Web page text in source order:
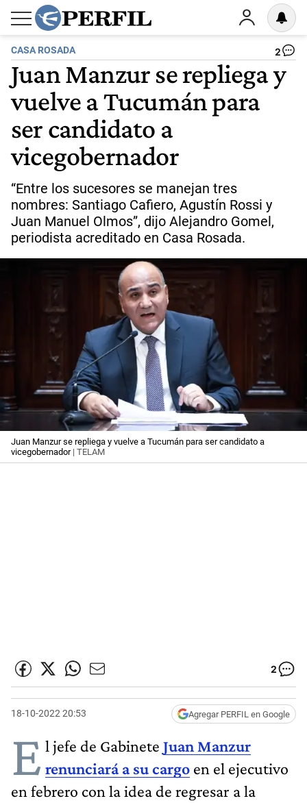
CASA ROSADA 2
Juan Manzur se repliega y
vuelve a Tucumán para
ser candidato a
vicegobernador
“Entre los sucesores se manejan tres
nombres: Santiago Cafiero, Agustín Rossi y
Juan Manuel Olmos”, dijo Alejandro Gomel,
periodista acreditado en Casa Rosada.
Juan Manzur se repliega y vuelve a Tucumán para ser candidato a
vicegobernador| TELAM
2
18-10-2022 20:53 Agregar PERFIL en Google
E l jefe de Gabinete Juan Manzur
renunciará a su cargo en el ejecutivo
en febrero con la idea de regresar a la